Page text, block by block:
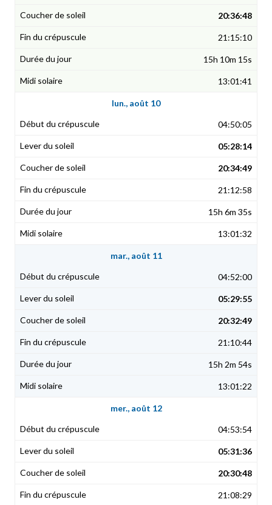
20:36:48
21:15:10
15h 10m 15s
13:01:41
lun., août 10
04:50:05
05:28:14
20:34:49
21:12:58
15h 6m 35s
13:01:32
mar., août 11
04:52:00
05:29:55
20:32:49
21:10:44
15h 2m 54s
13:01:22
mer., août 12
04:53:54
05:31:36
20:30:48
21:08:29